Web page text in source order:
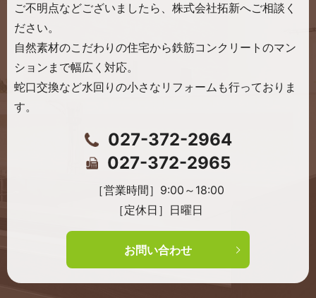
ご不明点などございましたら、株式会社拓新へご相談く
ださい。
自然素材のこだわりの住宅から鉄筋コンクリートのマン
ションまで幅広く対応。
蛇口交換など水回りの小さなリフォームも行っておりま
す。
027-372-2964
027-372-2965
［営業時間］9:00～18:00
［定休日］日曜日
お問い合わせ